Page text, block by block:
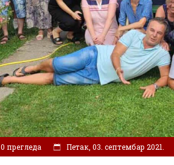
0 прегледа Петак, 03. септембар 2021.